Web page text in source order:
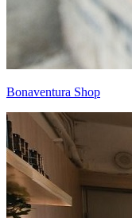
Bonaventura Shop